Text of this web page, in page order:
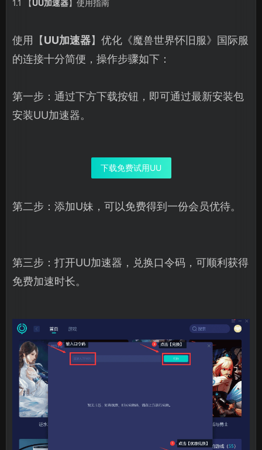
1.1 【UU加速器】使用指南
使用【UU加速器】优化《魔兽世界怀旧服》国际服
的连接十分简便，操作步骤如下：
第一步：通过下方下载按钮，即可通过最新安装包
安装UU加速器。
下载免费试用UU
第二步：添加U妹，可以免费得到一份会员优待。
第三步：打开UU加速器，兑换口令码，可顺利获得
免费加速时长。